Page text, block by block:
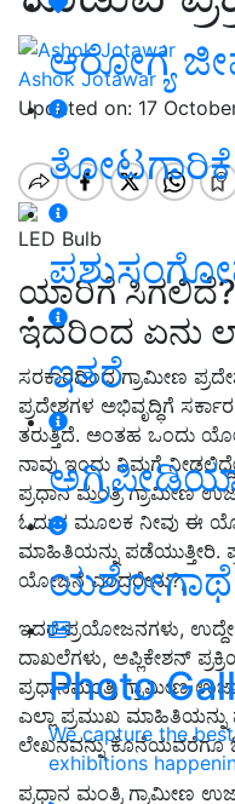
ಆರೋಗ್ಯ
ತೋಟಗಾರಿಕೆ
ಇತರೆ
ಯಶೋಗಾಥೆ
Photo
We capture the
exhibitions
Ashok Jotawar
Updated on: 17
LED Bulb
ಯಾರಿಗೆ ಸಿಗಲಿದೆ?
ಇದರಿಂದ ಏನು
ಸರಕಾರದಿಂದ ಗ್ರಾಮೀಣ
ಪ್ರದೇಶಗಳ ಅಭಿವೃದ್ಧಿಗೆ
ತರುತ್ತಿದೆ. ಅಂತಹ ಒಂದು
ನಾವು ಇಂದು ನಿಮಗೆ
ಪ್ರಧಾನ ಮಂತ್ರಿ ಗ್ರಾಮೀಣ
ಓದುವ ಮೂಲಕ ನೀವು ಈ
ಮಾಹಿತಿಯನ್ನು ಪಡೆಯುತ್ತೀರಿ.
ಯೋಜನೆ ಎಂದರೇನು?,
ಇದರ ಪ್ರಯೋಜನಗಳು,
ದಾಖಲೆಗಳು, ಅಪ್ಲಿಕೇಶನ್
ಪ್ರಧಾನಮಂತ್ರಿ ಗ್ರಾಮೀಣ
ಎಲ್ಲಾ ಪ್ರಮುಖ
ಲೇಖನವನ್ನು ಕೊನೆಯವರೆಗೂ
ಪ್ರಧಾನ ಮಂತ್ರಿ ಗ್ರಾಮೀಣ